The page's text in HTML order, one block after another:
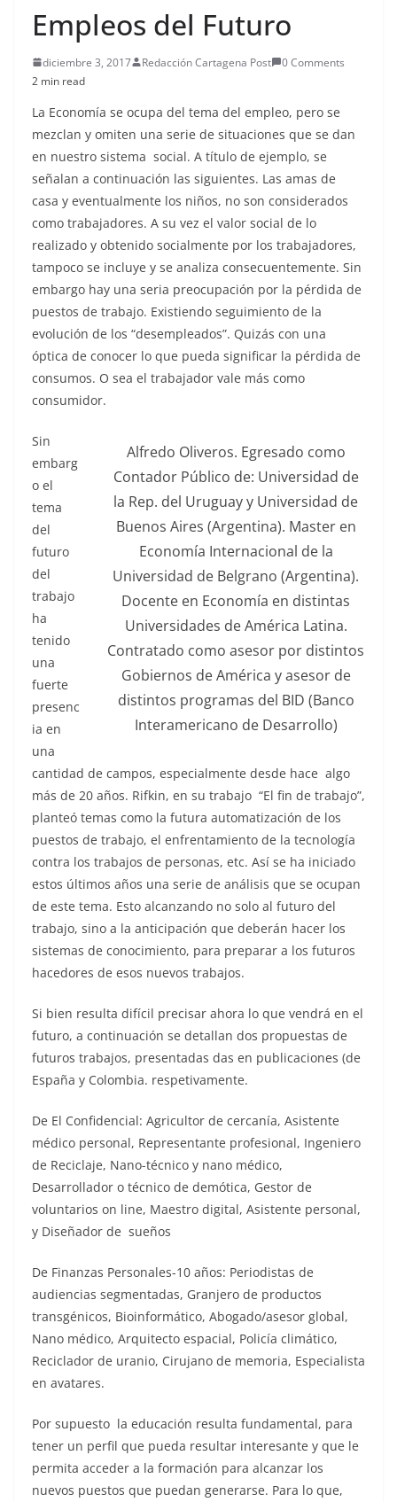
Empleos del Futuro
diciembre 3, 2017 Redacción Cartagena Post
0 Comments
2 min read
La Economía se ocupa del tema del empleo, pero se
mezclan y omiten una serie de situaciones que se dan
en nuestro sistema social. A título de ejemplo, se
señalan a continuación las siguientes. Las amas de
casa y eventualmente los niños, no son considerados
como trabajadores. A su vez el valor social de lo
realizado y obtenido socialmente por los trabajadores,
tampoco se incluye y se analiza consecuentemente. Sin
embargo hay una seria preocupación por la pérdida de
puestos de trabajo. Existiendo seguimiento de la
evolución de los “desempleados”. Quizás con una
óptica de conocer lo que pueda significar la pérdida de
consumos. O sea el trabajador vale más como
consumidor.
Alfredo Oliveros. Egresado como
Contador Público de: Universidad de
la Rep. del Uruguay y Universidad de
Buenos Aires (Argentina). Master en
Economía Internacional de la
Universidad de Belgrano (Argentina).
Docente en Economía en distintas
Universidades de América Latina.
Contratado como asesor por distintos
Gobiernos de América y asesor de
distintos programas del BID (Banco
Interamericano de Desarrollo)
Sin
embarg
o el
tema
del
futuro
del
trabajo
ha
tenido
una
fuerte
presenc
ia en
una
cantidad de campos, especialmente desde hace algo
más de 20 años. Rifkin, en su trabajo “El fin de trabajo”,
planteó temas como la futura automatización de los
puestos de trabajo, el enfrentamiento de la tecnología
contra los trabajos de personas, etc. Así se ha iniciado
estos últimos años una serie de análisis que se ocupan
de este tema. Esto alcanzando no solo al futuro del
trabajo, sino a la anticipación que deberán hacer los
sistemas de conocimiento, para preparar a los futuros
hacedores de esos nuevos trabajos.
Si bien resulta difícil precisar ahora lo que vendrá en el
futuro, a continuación se detallan dos propuestas de
futuros trabajos, presentadas das en publicaciones (de
España y Colombia. respetivamente.
De El Confidencial: Agricultor de cercanía, Asistente
médico personal, Representante profesional, Ingeniero
de Reciclaje, Nano-técnico y nano médico,
Desarrollador o técnico de demótica, Gestor de
voluntarios on line, Maestro digital, Asistente personal,
y Diseñador de sueños
De Finanzas Personales-10 años: Periodistas de
audiencias segmentadas, Granjero de productos
transgénicos, Bioinformático, Abogado/asesor global,
Nano médico, Arquitecto espacial, Policía climático,
Reciclador de uranio, Cirujano de memoria, Especialista
en avatares.
Por supuesto la educación resulta fundamental, para
tener un perfil que pueda resultar interesante y que le
permita acceder a la formación para alcanzar los
nuevos puestos que puedan generarse. Para lo que,